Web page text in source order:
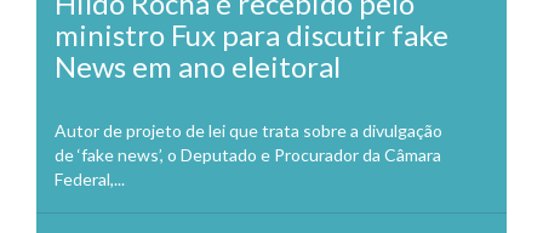
ministro Fux para discutir fake
News em ano eleitoral
Autor de projeto de lei que trata sobre a divulgação
de ‘fake news’, o Deputado e Procurador da Câmara
Federal,...